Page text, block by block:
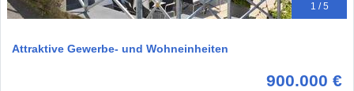
1 / 5
Attraktive Gewerbe- und Wohneinheiten
900.000 €